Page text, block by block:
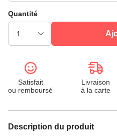
Quantité
Satisfait
ou remboursé
Livraison
à la carte
Description du produit